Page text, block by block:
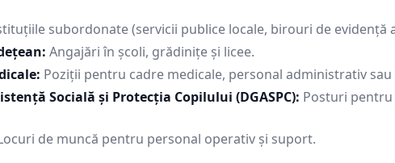
subordonate (servicii publice locale, birouri de evidență
Angajări în școli, grădinițe și licee.
Poziții pentru cadre medicale, personal administrativ sau
Socială și Protecția Copilului (DGASPC): Posturi
de muncă pentru personal operativ și suport.